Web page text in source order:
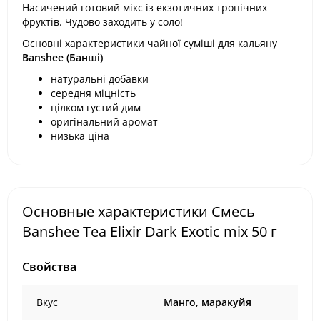
Насичений готовий мікс із екзотичних тропічних
фруктів. Чудово заходить у соло!
Основні характеристики чайної суміші для кальяну
Banshee (Банші)
натуральні добавки
середня міцність
цілком густий дим
оригінальний аромат
низька ціна
Основные характеристики Смесь
Banshee Tea Elixir Dark Exotic mix 50 г
Свойства
Вкус Манго, маракуйя